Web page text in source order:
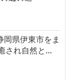
岡県伊東市をま
され自然と…